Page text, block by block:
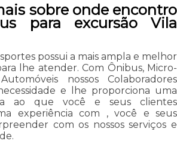
sobre onde encontro
para excursão Vila
possui a mais ampla e melhor
lhe atender. Com Ônibus, Micro-
nossos Colaboradores
e lhe proporciona uma
ao que você e seus clientes
experiência com , você e seus
com os nossos serviços e